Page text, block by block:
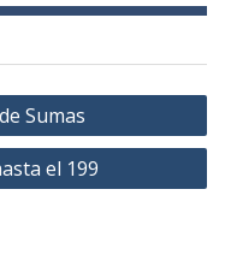
Sumas
el 199